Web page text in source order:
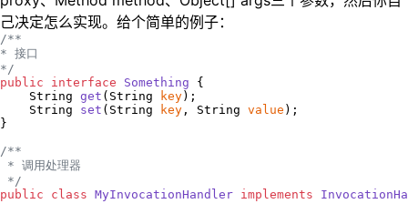
己决定怎么实现。给个简单的例子：
/**
* 接口
*/
public
interface Something {
String get ( String key);
String
set ( String key , String value );
}
/**
* 调用处理器
*/
public
class MyInvocationHandler implements